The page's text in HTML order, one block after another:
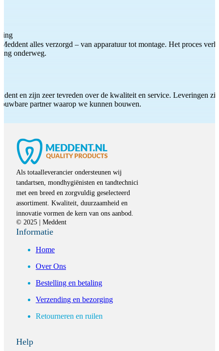
alles verzorgd – van apparatuur tot montage. Het proces
onderweg.
en zijn zeer tevreden over de kwaliteit en service. Leveringen
partner waarop we kunnen bouwen.
Als totaalleverancier ondersteunen wij
tandartsen, mondhygiënisten en tandtechnici
met een breed en zorgvuldig geselecteerd
assortiment. Kwaliteit, duurzaamheid en
innovatie vormen de kern van ons aanbod.
© 2025 | Meddent
Informatie
Home
Over Ons
Bestelling en betaling
Verzending en bezorging
Retourneren en ruilen
Help